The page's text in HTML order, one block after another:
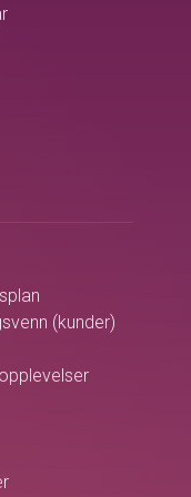
(kunder)